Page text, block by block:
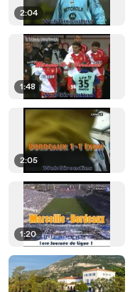
2:04
1:48
2:05
1:20